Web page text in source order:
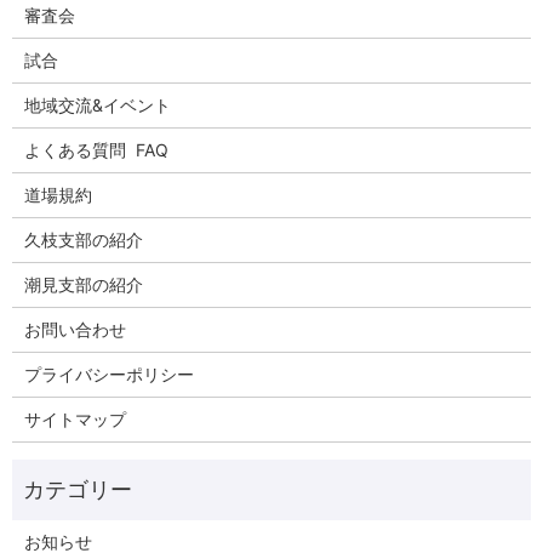
審査会
試合
地域交流&イベント
よくある質問 FAQ
道場規約
久枝支部の紹介
潮見支部の紹介
お問い合わせ
プライバシーポリシー
サイトマップ
お知らせ